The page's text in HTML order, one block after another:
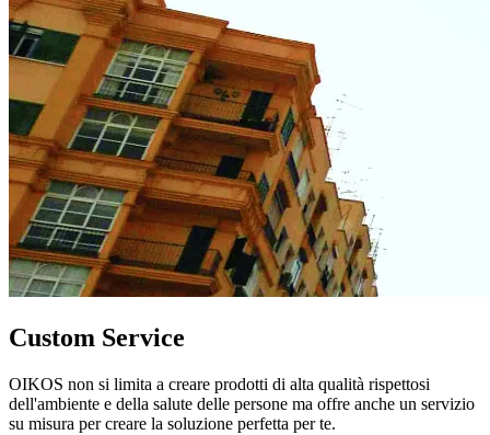
Custom Service
OIKOS non si limita a creare prodotti di alta qualità rispettosi
dell'ambiente e della salute delle persone ma offre anche un servizio
su misura per creare la soluzione perfetta per te.